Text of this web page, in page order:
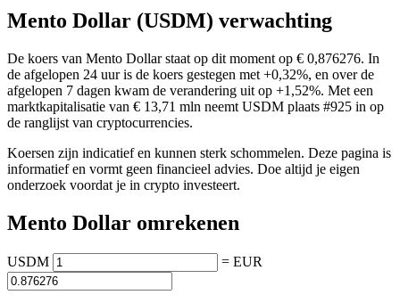
Mento Dollar (USDM) verwachting
De koers van Mento Dollar staat op dit moment op € 0,876276. In
de afgelopen 24 uur is de koers gestegen met +0,32%, en over de
afgelopen 7 dagen kwam de verandering uit op +1,52%. Met een
marktkapitalisatie van € 13,71 mln neemt USDM plaats #925 in op
de ranglijst van cryptocurrencies.
Koersen zijn indicatief en kunnen sterk schommelen. Deze pagina is
informatief en vormt geen financieel advies. Doe altijd je eigen
onderzoek voordat je in crypto investeert.
Mento Dollar omrekenen
USDM = EUR